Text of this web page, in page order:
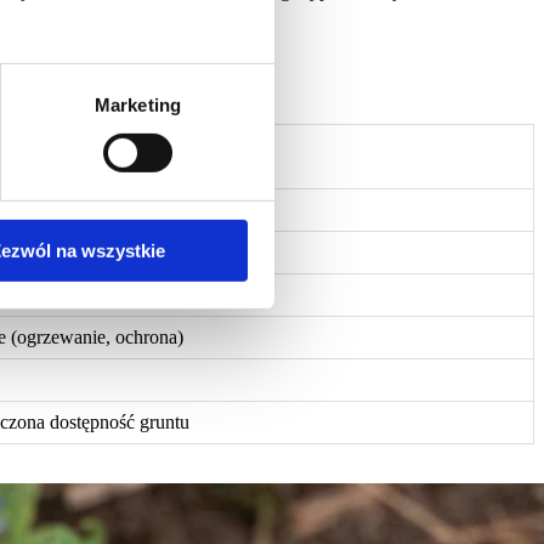
Marketing
na wszystkie
działka ze wszystkich stron
(ogrzewanie, ochrona)
dostępność gruntu